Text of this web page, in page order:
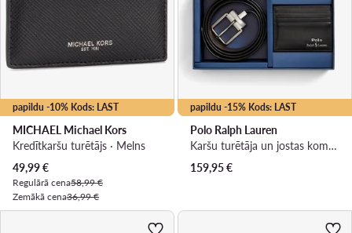
papildu -10% Kods: LAST
MICHAEL Michael Kors
Kredītkaršu turētājs · Melns
Pašreizējā cena
49,99€
Regulārā cena58,99 €
Zemākā cena36,99 €
papildu -15% Kods: LAST
Polo Ralph Lauren
Karšu turētāja un jostas komplekts · Melns
159,95€